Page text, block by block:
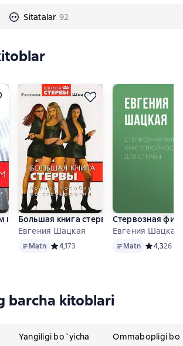
Sitatalar 92
городе. Курс выживания в мегаполисе
4,2 на основе 10 оценок
Большая книга стервы. Полное
Евгения Шацкая
MatnMatn Средний рейтинг 4,1 на основе 73
4,173
Стервозная
Евгения Шацкая
MatnMatn Средний
4,326
barcha kitoblari
Yangiligi bo`yicha Ommabopligi